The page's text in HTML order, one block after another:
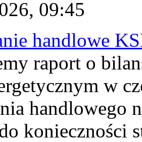
09:45
handlowe
raport o
w
handlowego
konieczności